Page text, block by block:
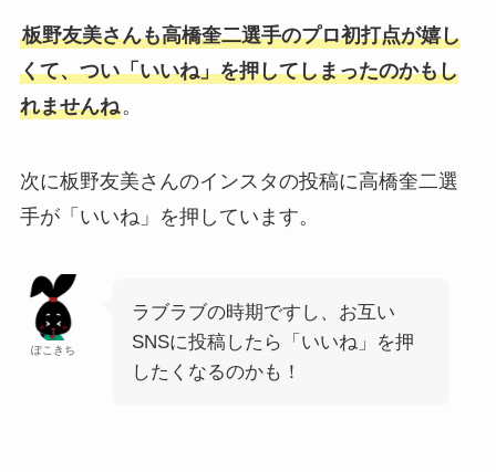
板野友美さんも高橋奎二選手のプロ初打点が嬉し
くて、つい「いいね」を押してしまったのかもし
れませんね。
次に板野友美さんのインスタの投稿に高橋奎二選
手が「いいね」を押しています。
ぽこきち
ラブラブの時期ですし、お互い
SNSに投稿したら「いいね」を押
したくなるのかも！